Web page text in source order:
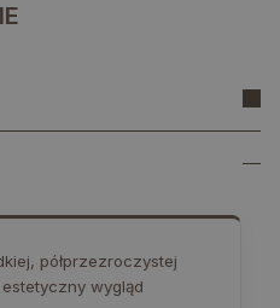
półprzezroczystej
wygląd